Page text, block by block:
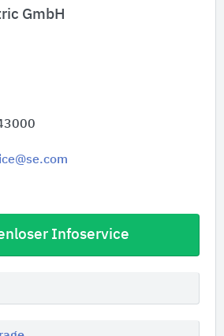
GmbH
Infoservice